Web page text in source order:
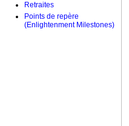
Retraites
Points de repère
(Enlightenment Milestones)